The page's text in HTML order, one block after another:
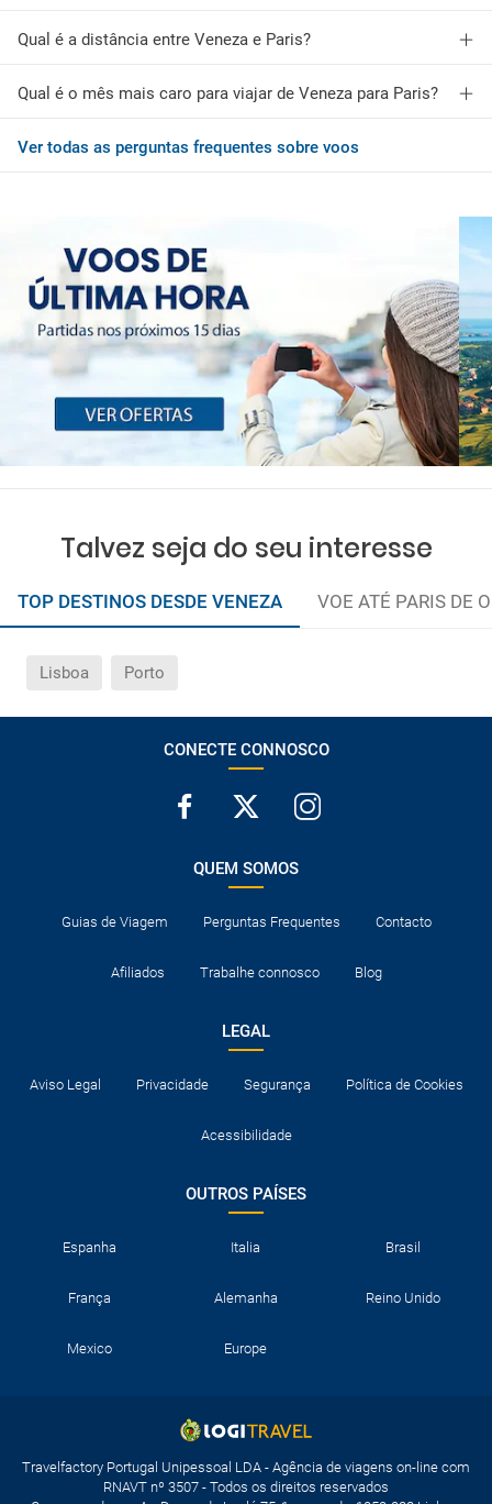
Qual é a distância entre Veneza e Paris?
Qual é o mês mais caro para viajar de Veneza para Paris?
Ver todas as perguntas frequentes sobre voos
Talvez seja do seu interesse
TOP DESTINOS DESDE VENEZA VOE ATÉ PARIS DE
Lisboa Porto
CONECTE CONNOSCO
QUEM SOMOS
Guias de Viagem Perguntas Frequentes Contacto
Afiliados Trabalhe connosco Blog
LEGAL
Aviso Legal Privacidade Segurança Política de Cookies
Acessibilidade
OUTROS PAÍSES
Espanha Italia Brasil
França Alemanha Reino Unido
Mexico Europe
Travelfactory Portugal Unipessoal LDA - Agência de viagens on-line com
RNAVT nº 3507 - Todos os direitos reservados